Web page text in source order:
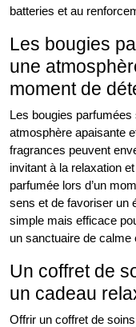
batteries et au
Les bougies
une
moment de
Les bougies
atmosphère apaisante
fragrances peuvent
invitant à la relaxation
parfumée lors d’un
sens et de favoriser un
simple mais efficace
un sanctuaire de calme
Un coffret de
un cadeau
Offrir un coffret de